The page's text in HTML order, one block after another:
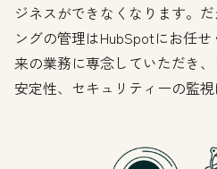
ジネスができなくなります。
ングの管理はHubSpotにお任
来の業務に専念していただき、
安定性、セキュリティーの監視